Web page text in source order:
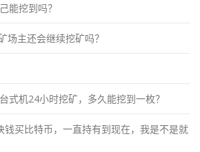
能挖到吗？
场主还会继续挖矿吗？
式机24小时挖矿，多久能挖到一枚？
钱买比特币，一直持有到现在，我是不是就